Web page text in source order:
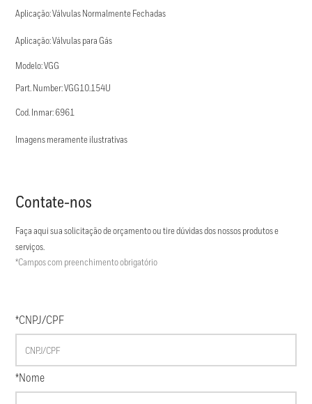
Aplicação: Válvulas Normalmente Fechadas
Aplicação: Válvulas para Gás
Modelo: VGG
Part. Number: VGG10.154U
Cod. Inmar: 6961
Imagens meramente ilustrativas
Contate-nos
Faça aqui sua solicitação de orçamento ou tire dúvidas dos nossos produtos e
serviços.
*Campos com preenchimento obrigatório
*CNPJ/CPF
*Nome